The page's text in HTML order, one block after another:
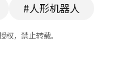
#人形机器人
权，禁止转载。